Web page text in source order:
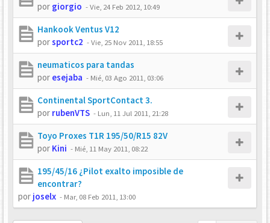
por giorgio -Vie, 24 Feb 2012, 10:49
Hankook Ventus V12
porsportc2 -Vie, 25 Nov 2011, 18:55
neumaticos para tandas
por esejaba - Mié, 03 Ago 2011, 03:06
Continental SportContact 3.
por rubenVTS - Lun, 11 Jul 2011, 21:28
Toyo Proxes T1R 195/50/R15 82V
por Kini - Mié, 11 May 2011, 08:22
195/45/16 ¿Pilot exalto imposible de
encontrar?
por joselx - Mar, 08 Feb 2011, 13:00